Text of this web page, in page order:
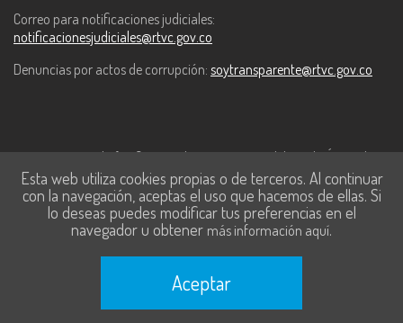
Correo para notificaciones judiciales:
notificacionesjudiciales@rtvc.gov.co
Denuncias por actos de corrupción: soytransparente@rtvc.gov.co
Este contenido fue financiado con recursos del Fondo Único de
Tecnologías de la Información y las Comunicaciones de MinTic.
Esta web utiliza cookies propias o de terceros. Al continuar
con la navegación, aceptas el uso que hacemos de ellas. Si
lo deseas puedes modificar tus preferencias en el
navegador u obtener más información aquí.
Aceptar